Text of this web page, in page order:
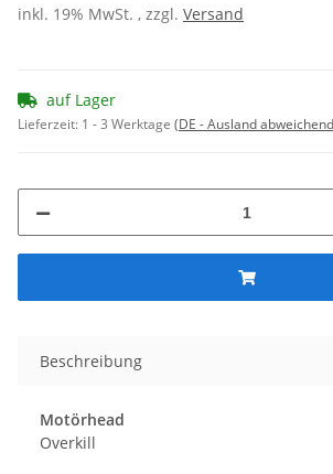
inkl. 19% MwSt. , zzgl. Versand
auf Lager
Lieferzeit: 1 - 3 Werktage (DE - Ausland
Beschreibung
Motörhead
Overkill